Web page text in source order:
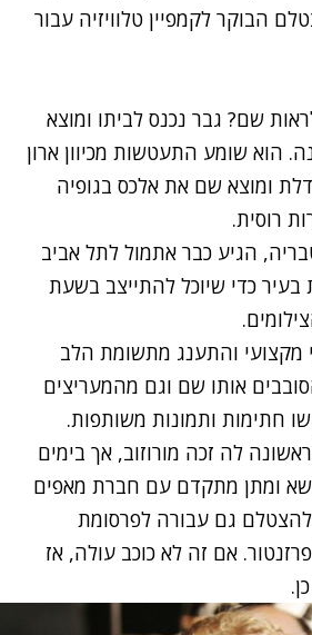
הבוקר לקמפיין טלוויזיה עבור
שם? גבר נכנס לביתו ומוצא
הוא שומע התעטשות מכיוון ארון
ומוצא שם את אלכס בגופיה
רוסית.
הגיע כבר אתמול לתל אביב
כדי שיוכל להתייצב בשעת
מקצועי והתענג מתשומת הלב
אותו שם וגם מהמעריצים
חתימות ותמונות משותפות.
לה זכה מורוזוב, אך בימים
ומתן מתקדם עם חברת מאפים
להצטלם גם עבורה לפרסומת
אם זה לא כוכב עולה, אז